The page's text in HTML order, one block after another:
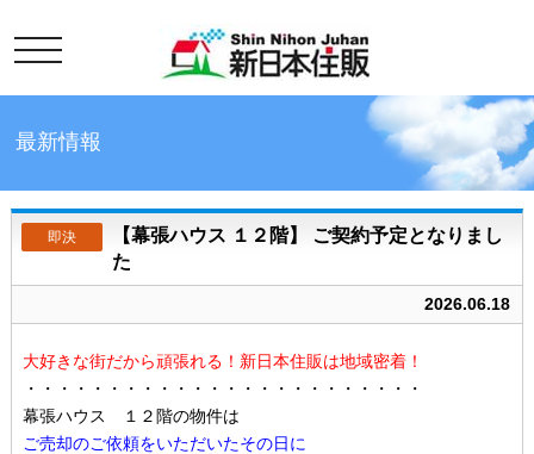
toggle
最新情報
即決
【幕張ハウス １２階】 ご契約予定となりまし
た
2026.06.18
大好きな街だから頑張れる！新日本住販は地域密着！
・・・・・・・・・・・・・・・・・・・・・・・・
幕張ハウス １２階の物件は
ご売却のご依頼をいただいたその日に